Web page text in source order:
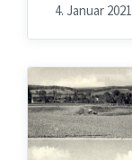
4. Januar 2021